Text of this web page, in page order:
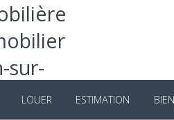
LOUER ESTIMATION